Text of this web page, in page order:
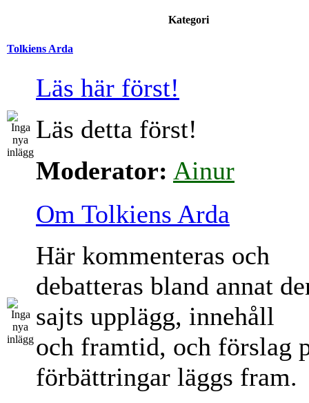
Kategori
Tolkiens Arda
Läs här först!
Läs detta först!
Moderator: Ainur
Om Tolkiens Arda
Här kommenteras och
debatteras bland annat
sajts upplägg, innehåll
och framtid, och förslag
förbättringar läggs fram.